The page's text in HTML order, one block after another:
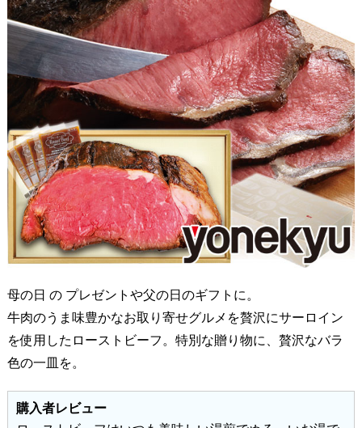
母の日 の プレゼントや父の日のギフトに。
牛肉のうま味豊かなお取り寄せグルメを贅沢にサーロイン
を使用したローストビーフ。特別な贈り物に、贅沢なバラ
色の一皿を。
購入者レビュー